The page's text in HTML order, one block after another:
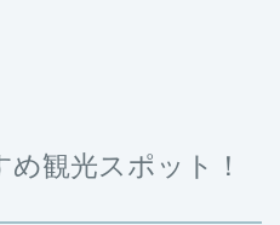
観光スポット！